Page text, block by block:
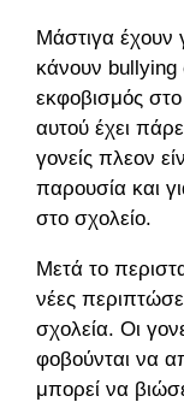
Μάστιγα έχουν
κάνουν bullying
εκφοβισμός
αυτού έχει
γονείς πλεον
παρουσία και
στο σχολείο.
Μετά το
νέες
σχολεία. Οι
φοβούνται να
μπορεί να